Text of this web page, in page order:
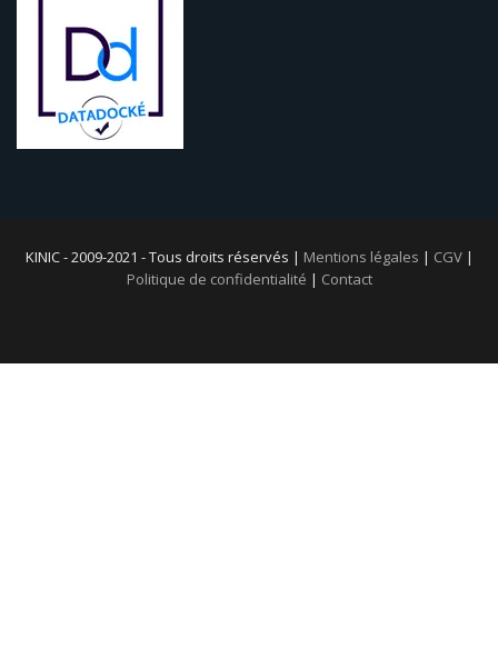
KINIC - 2009-2021 - Tous droits réservés | Mentions légales | CGV|
Politique de confidentialité | Contact